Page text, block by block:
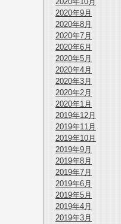
2020年9月
2020年8月
2020年7月
2020年6月
2020年5月
2020年4月
2020年3月
2020年2月
2020年1月
2019年12月
2019年11月
2019年10月
2019年9月
2019年8月
2019年7月
2019年6月
2019年5月
2019年4月
2019年3月